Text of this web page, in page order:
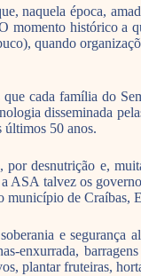
naquela época,
histórico a
quando
cada família do
disseminada
últimos 50 anos.
desnutrição e,
talvez os
de Craíbas,
e
plantar fruteiras,